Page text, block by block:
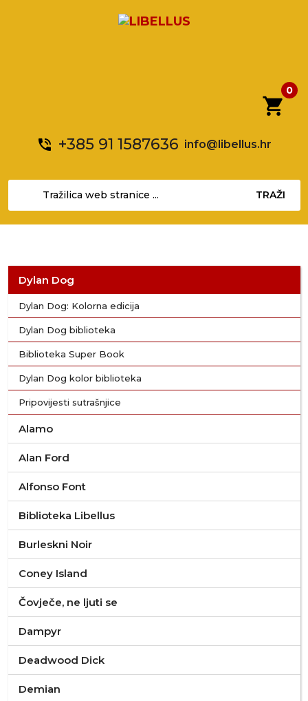
shopping_cart
0
phone_in_talk +385 91 1587636 info@libellus.hr
TRAŽI
Dylan Dog
Dylan Dog: Kolorna edicija
Dylan Dog biblioteka
Biblioteka Super Book
Dylan Dog kolor biblioteka
Pripovijesti sutrašnjice
Alamo
Alan Ford
Alfonso Font
Biblioteka Libellus
Burleskni Noir
Coney Island
Čovječe, ne ljuti se
Dampyr
Deadwood Dick
Demian